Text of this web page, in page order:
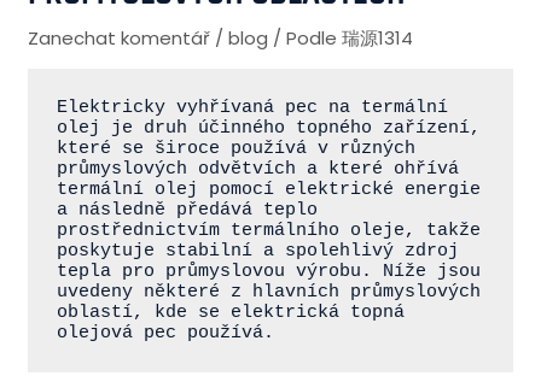
Zanechat komentář /blog / Podle瑞源1314
Elektricky vyhřívaná pec na termální
olej je druh účinného topného zařízení,
které se široce používá v různých
průmyslových odvětvích a které ohřívá
termální olej pomocí elektrické energie
a následně předává teplo
prostřednictvím termálního oleje, takže
poskytuje stabilní a spolehlivý zdroj
tepla pro průmyslovou výrobu. Níže jsou
uvedeny některé z hlavních průmyslových
oblastí, kde se elektrická topná
olejová pec používá.